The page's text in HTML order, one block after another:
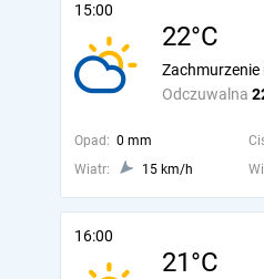
15:00
22°C
Odczuwalna
Opad: 0 mm
Wiatr:
15 km/h
16:00
21°C